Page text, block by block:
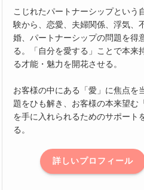
こじれたパートナーシップという
験から、恋愛、夫婦関係、浮気、
婚、パートナーシップの問題を得
る。「自分を愛する」ことで本来
る才能・魅力を開花させる。
お客様の中にある「愛」に焦点を
題をひも解き、お客様の本来望む
を手に入れられるためのサポート
る。
詳しいプロフィール